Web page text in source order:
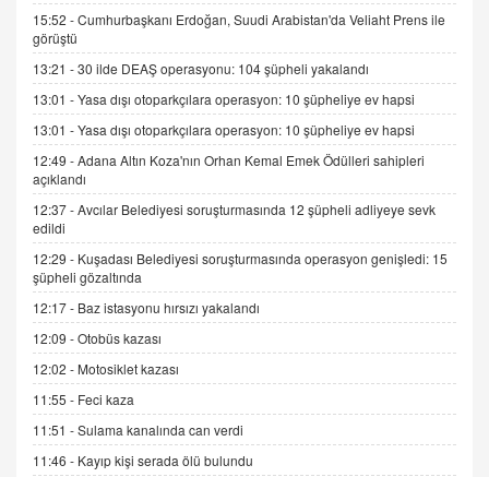
15.09.2025 16:17
SEHER EREK
Kış Ayları Geldi, Hangi Önlemler Alınmalı?
9.12.2025 10:11
İNCİ GÜL AKÖL
06.07.2026 13:00
ADEM AKÖL
Esed Destekçilerinin Yüzüne Vurulan Şamar:
Sednaya
11.12.2024 12:30
DR. EKREM ASLAN
Gerçek Ne, Algı Ne? "Beraber Yürüyoruz"
Cümlesinin Peşinden
19.07.2025 12:45
15:52 -Cumhurbaşkanı Erdoğan, Suudi Arabistan'da Veliaht Prens ile
görüştü
13:21 -30 ilde DEAŞ operasyonu: 104 şüpheli yakalandı
13:01 -Yasa dışı otoparkçılara operasyon: 10 şüpheliye ev hapsi
13:01 -Yasa dışı otoparkçılara operasyon: 10 şüpheliye ev hapsi
12:49 -Adana Altın Koza'nın Orhan Kemal Emek Ödülleri sahipleri
açıklandı
12:37 -Avcılar Belediyesi soruşturmasında 12 şüpheli adliyeye sevk
edildi
12:29 - Kuşadası Belediyesi soruşturmasında operasyon genişledi: 15
şüpheli gözaltında
12:17 - Baz istasyonu hırsızı yakalandı
12:09 -Otobüs kazası
12:02 - Motosiklet kazası
11:55 - Feci kaza
11:51 -Sulama kanalında can verdi
11:46 - Kayıp kişi serada ölü bulundu